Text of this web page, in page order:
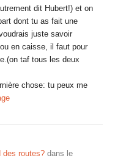
dit Hubert!) et on
dont tu as fait une
juste savoir
en caisse, il faut pour
taf tous les deux
chose: tu peux me
des routes? dans le